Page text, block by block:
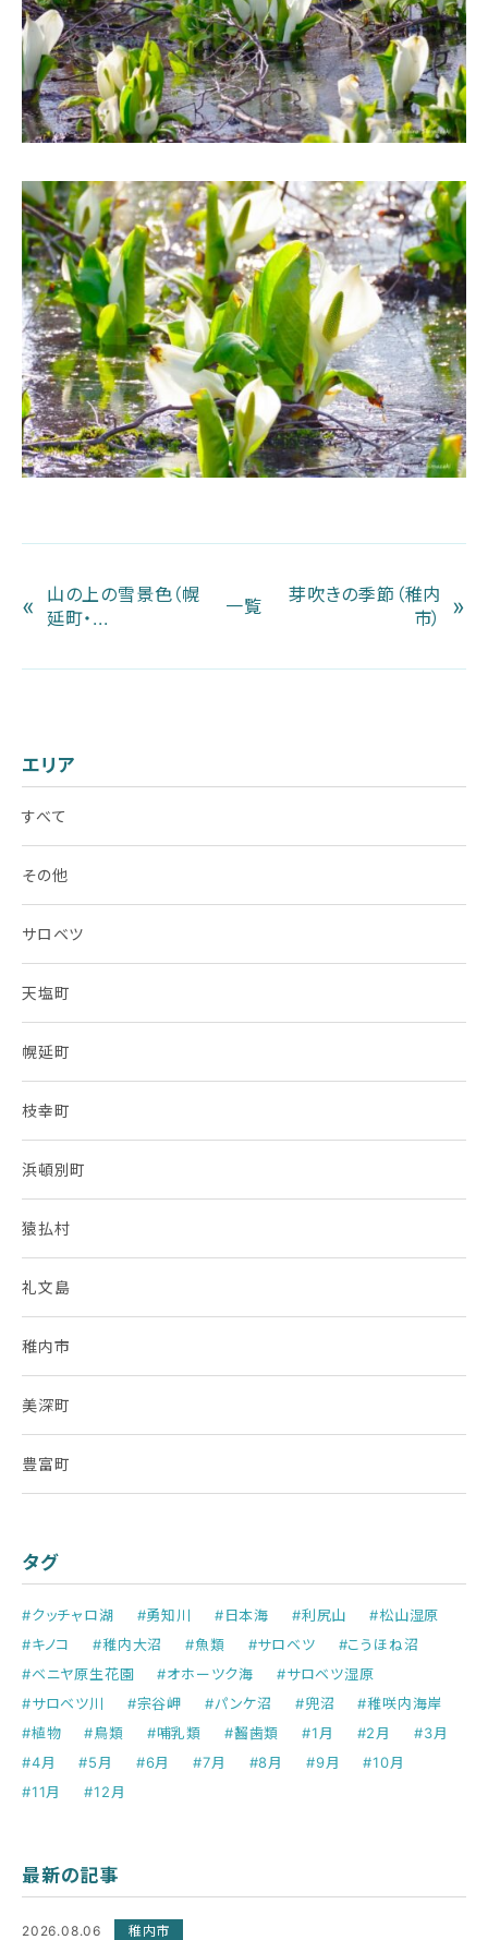
«
山の上の雪景色（幌
延町・...
一覧
芽吹きの季節（稚内
市）
»
エリア
すべて
その他
サロベツ
天塩町
幌延町
枝幸町
浜頓別町
猿払村
礼文島
稚内市
美深町
豊富町
タグ
#クッチャロ湖 #勇知川 #日本海 #利尻山
#松山湿原
#キノコ
#稚内大沼 #魚類 #サロベツ
#こうほね沼
#ベニヤ原生花園
#オホーツク海
#サロベツ湿原
#サロベツ川
#宗谷岬 #パンケ沼 #兜沼
#稚咲内海岸
#植物
#鳥類 #哺乳類 #齧歯類 #1月 #2月
#3月
#4月
#5月 #6月 #7月 #8月 #9月
#10月
#11月
#12月
最新の記事
2026.08.06 稚内市